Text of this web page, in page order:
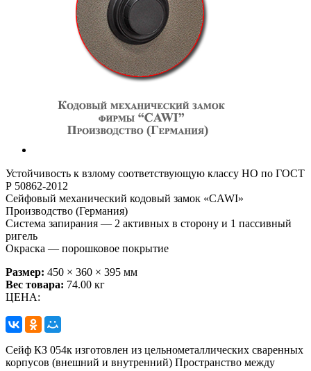
Устойчивость к взлому соответству­ющую классу НО по ГОСТ
Р 50862-2012
Сейфовый механический кодовый замок «CAWI»
Производство (Германия)
Система запирания — 2 активных в сторону и 1 пассивный
ригель
Окраска — порошковое покрытие
Размер: 450 × 360 × 395 мм
Вес товара: 74.00 кг
ЦЕНА:
Сейф КЗ 054к изготовлен из цельнометаллических сваренных
корпусов (внешний и внутренний) Пространство между